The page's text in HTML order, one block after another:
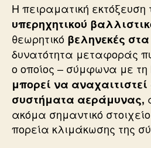
Η πειραματική εκτόξευση
υπερηχητικού
θεωρητικό βεληνεκές
δυνατότητα μεταφοράς
ο οποίος – σύμφωνα με
μπορεί να
συστήματα αεράμυνας,
ακόμα σημαντικό
πορεία κλιμάκωσης της